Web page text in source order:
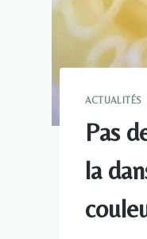
ACTUALITÉS
Pas
la